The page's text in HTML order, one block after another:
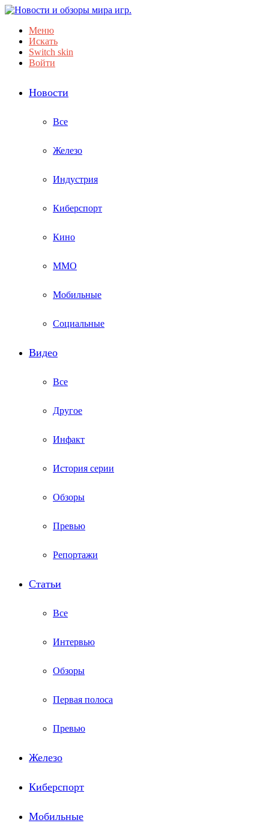
Меню
Искать
Switch skin
Войти
Новости
Все
Железо
Индустрия
Киберспорт
Кино
ММО
Мобильные
Социальные
Видео
Все
Другое
Инфакт
История серии
Обзоры
Превью
Репортажи
Статьи
Все
Интервью
Обзоры
Первая полоса
Превью
Железо
Киберспорт
Мобильные